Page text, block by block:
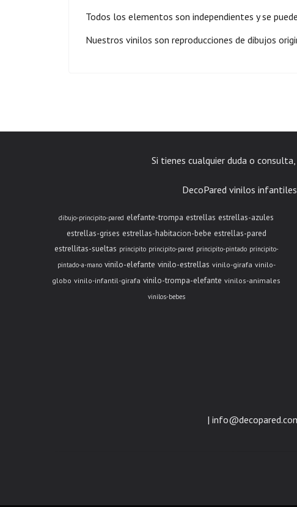
Todos los elementos son independientes y se
Nuestros vinilos son reproducciones de dibujos
Si tienes cualquier duda o
DecoPared vinilos
dibujo-principito-pared elefante-trompa estrellas estrellas-azules
estrellas-grises estrellas-habitacion-bebe estrellas-pared
estrellitas-sueltas principito principito-pared principito-pintado principito-
pintado-a-mano vinilo-elefante vinilo-estrellas vinilo-girafa vinilo-
globo vinilo-infantil-girafa vinilo-trompa-elefante vinilos-animales
vinilos-bebes
|